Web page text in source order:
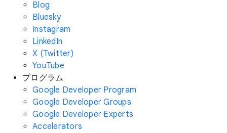
Blog
Bluesky
Instagram
LinkedIn
X (Twitter)
YouTube
プログラム
Google Developer Program
Google Developer Groups
Google Developer Experts
Accelerators